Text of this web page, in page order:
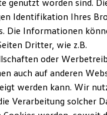
und Updates
ID.
genutzt worden sind.
Identifikation Ihres
Die Informationen
Dritter, wie z.B.
oder
auch auf anderen
werden kann. Wir
Verarbeitung solcher